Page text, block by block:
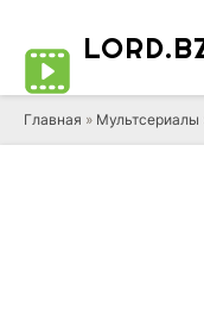
LORD
Главная » Мультсериалы